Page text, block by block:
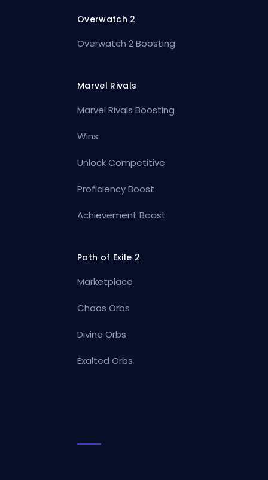
Overwatch 2
Overwatch 2 Boosting
Marvel Rivals
Marvel Rivals Boosting
Wins
Unlock Competitive
Proficiency Boost
Achievement Boost
Path of Exile 2
Marketplace
Chaos Orbs
Divine Orbs
Exalted Orbs